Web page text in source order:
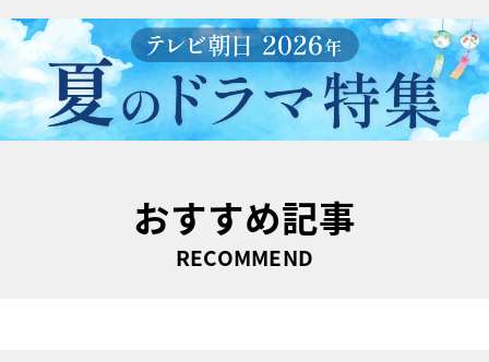
おすすめ記事
RECOMMEND